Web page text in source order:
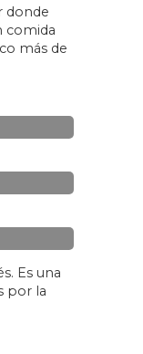
donde
comida
más de
Es una
por la